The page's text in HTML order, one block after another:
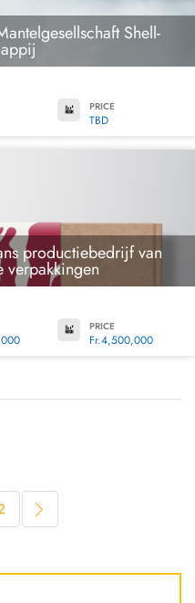
Shell-
PRICE
TBD
productiebedrijf van
PRICE
Fr.4,500,000